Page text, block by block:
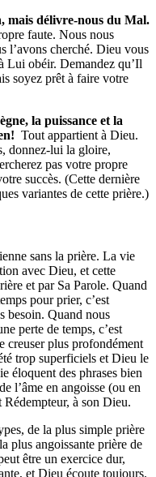
mais délivre-nous du Mal.
faute. Nous nous
l’avons cherché. Dieu vous
Lui obéir. Demandez qu’Il
soyez prêt à faire votre
la puissance et la
Tout appartient à Dieu.
donnez-lui la gloire,
pas votre propre
succès. (Cette dernière
variantes de cette prière.)
sans la prière. La vie
avec Dieu, et cette
et par Sa Parole. Quand
pour prier, c’est
besoin. Quand nous
perte de temps, c’est
creuser plus profondément
trop superficiels et Dieu le
éloquent des phrases bien
l’âme en angoisse (ou en
à son Dieu.
de la plus simple prière
plus angoissante prière de
être un exercice dur,
et Dieu écoute toujours.